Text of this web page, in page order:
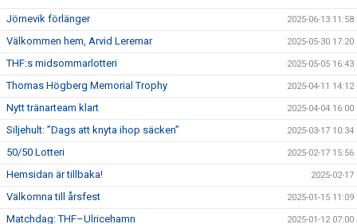
Jörnevik förlänger 2025-06-13 11:58
Välkommen hem, Arvid Leremar 2025-05-30 17:20
THF:s midsommarlotteri 2025-05-05 16:43
Thomas Högberg Memorial Trophy 2025-04-11 14:12
Nytt tränarteam klart 2025-04-04 16:00
Siljehult: ”Dags att knyta ihop säcken” 2025-03-17 10:34
50/50 Lotteri 2025-02-17 15:56
Hemsidan är tillbaka! 2025-02-17
Välkomna till årsfest 2025-01-15 11:09
Matchdag: THF–Ulricehamn 2025-01-12 07:00